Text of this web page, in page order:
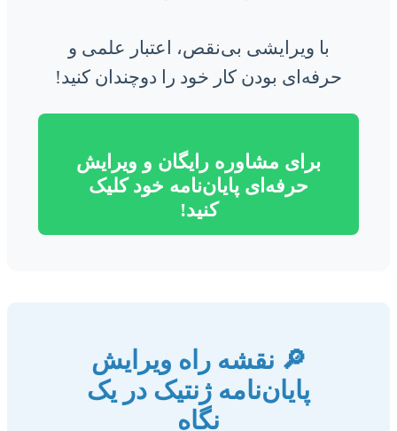
با ویرایشی بی‌نقص، اعتبار علمی و
حرفه‌ای بودن کار خود را دوچندان کنید!
برای مشاوره رایگان و ویرایش
حرفه‌ای پایان‌نامه خود کلیک
کنید!
🔎 نقشه راه ویرایش
پایان‌نامه ژنتیک در یک
نگاه